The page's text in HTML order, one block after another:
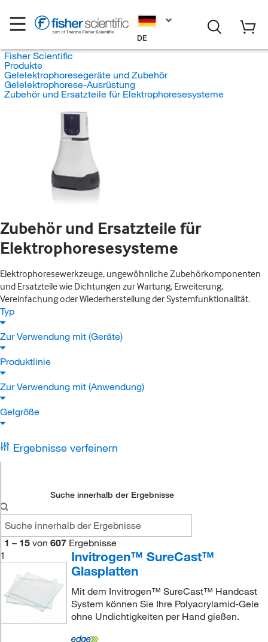
DE
Fisher Scientific
Produkte
Gelelektrophoresegeräte und Zubehör
Gelelektrophorese-Ausrüstung
Zubehör und Ersatzteile für Elektrophoresesysteme
Zubehör und Ersatzteile für
Elektrophoresesysteme
Elektrophoresewerkzeuge, ungewöhnliche Zubehörkomponenten
und Ersatzteile wie Dichtungen zur Wartung, Erweiterung,
Vereinfachung oder Wiederherstellung der Systemfunktionalität.
Typ
Zur Verwendung mit (Geräte)
Produktlinie
Zur Verwendung mit (Anwendung)
Gelgröße
Ergebnisse verfeinern
Suche innerhalb der Ergebnisse
1 – 15 von 607 Ergebnisse
1
Invitrogen™ SureCast™
Glasplatten
Mit dem Invitrogen™ SureCast™ Handcast
System können Sie Ihre Polyacrylamid-Gele
ohne Undichtigkeiten per Hand gießen.